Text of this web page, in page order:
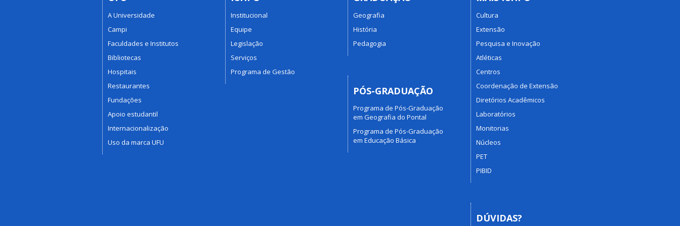
A Universidade
Campi
Faculdades e Institutos
Bibliotecas
Hospitais
Restaurantes
Fundações
Apoio estudantil
Internacionalização
Uso da marca UFU
Institucional
Equipe
Legislação
Serviços
Programa de Gestão
Geografia
História
Pedagogia
PÓS-GRADUAÇÃO
Programa de Pós-Graduação
em Geografia do Pontal
Programa de Pós-Graduação
em Educação Básica
Cultura
Extensão
Pesquisa e Inovação
Atléticas
Centros
Coordenação de Extensão
Diretórios Acadêmicos
Laboratórios
Monitorias
Núcleos
PET
PIBID
DÚVIDAS?